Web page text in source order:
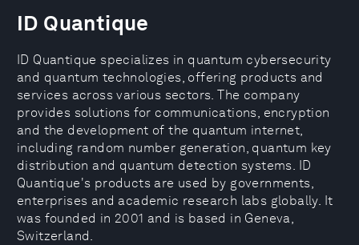
ID Quantique
ID Quantique specializes in quantum cybersecurity
and quantum technologies, offering products and
services across various sectors. The company
provides solutions for communications, encryption
and the development of the quantum internet,
including random number generation, quantum key
distribution and quantum detection systems. ID
Quantique's products are used by governments,
enterprises and academic research labs globally. It
was founded in 2001 and is based in Geneva,
Switzerland.